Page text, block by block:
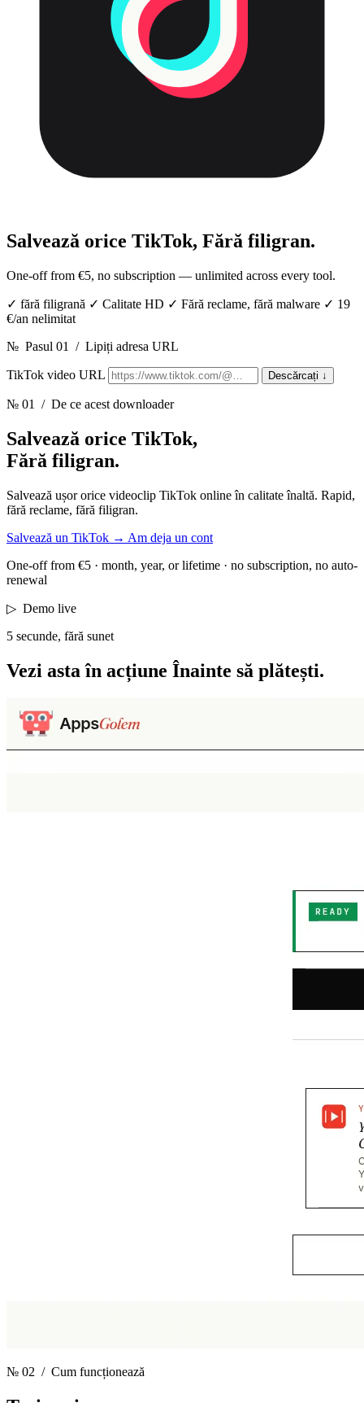
Salvează orice TikTok, Fără filigran.
One-off from €5, no subscription — unlimited across every tool.
✓ fără filigrană ✓ Calitate HD ✓ Fără reclame, fără malware ✓ 19
€/an nelimitat
№ Pasul 01 / Lipiți adresa URL
TikTok video URL Descărcați ↓
№ 01 / De ce acest downloader
Salvează orice TikTok,
Fără filigran.
Salvează ușor orice videoclip TikTok online în calitate înaltă. Rapid,
fără reclame, fără filigran.
Salvează un TikTok → Am deja un cont
One-off from €5 · month, year, or lifetime · no subscription, no auto-
renewal
▷ Demo live
5 secunde, fără sunet
Vezi asta în acțiune Înainte să plătești.
№ 02 / Cum funcționează